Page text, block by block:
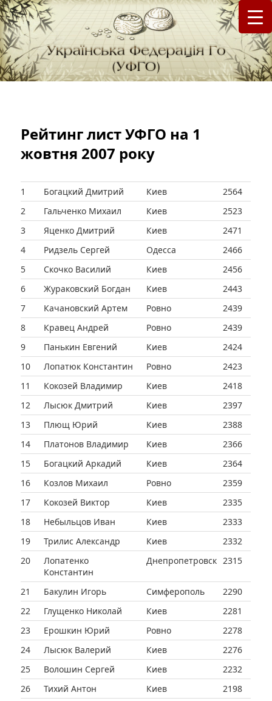
Українська Федерація Го (УФГО)
федерація Го (Бадук, Вейці) в Україні
Рейтинг лист УФГО на 1
жовтня 2007 року
1 Богацкий Дмитрий Киев
2564
2
Гальченко Михаил Киев
2523
3
Яценко Дмитрий Киев
2471
4
Ридзель Сергей Одесса
2466
5
Скочко Василий Киев
2456
6
Жураковский Богдан Киев
2443
7
Качановский Артем Ровно
2439
8
Кравец Андрей Ровно
2439
9
Панькин Евгений Киев
2424
10
Лопатюк Константин Ровно
2423
11
Кокозей Владимир Киев
2418
12
Лысюк Дмитрий Киев
2397
13
Плющ Юрий Киев
2388
14
Платонов Владимир Киев
2366
15
Богацкий Аркадий Киев
2364
16
Козлов Михаил Ровно
2359
17
Кокозей Виктор Киев
2335
18
Небыльцов Иван Киев
2333
19
Трилис Александр Киев
2332
20
Лопатенко
Константин
Днепропетровск 2315
21 Бакулин Игорь Симферополь
2290
22
Глущенко Николай Киев
2281
23
Ерошкин Юрий Ровно
2278
24
Лысюк Валерий Киев
2276
25
Волошин Сергей Киев
2232
26
Тихий Антон Киев
2198